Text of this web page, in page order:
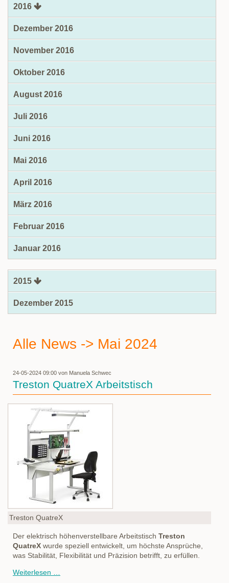
2016
Dezember 2016
November 2016
Oktober 2016
August 2016
Juli 2016
Juni 2016
Mai 2016
April 2016
März 2016
Februar 2016
Januar 2016
2015
Dezember 2015
Alle News -> Mai 2024
24-05-2024 09:00 von Manuela Schwec
Treston QuatreX Arbeitstisch
Treston QuatreX
Der elektrisch höhenverstellbare Arbeitstisch Treston
QuatreX wurde speziell entwickelt, um höchste Ansprüche,
was Stabilität, Flexibilität und Präzision betrifft, zu erfüllen.
Weiterlesen …